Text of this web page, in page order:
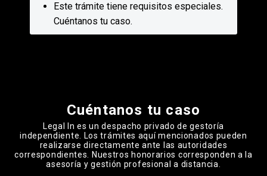
Este trámite tiene requisitos especiales.
Cuéntanos tu caso.
Cuéntanos tu caso
Legal In es un despacho privado de gestoría
independiente. Los trámites aquí mencionados pueden
realizarse directamente ante las autoridades
correspondientes. Nuestros honorarios corresponden a la
asesoría y gestión profesional a distancia.
Please leave this field empty.